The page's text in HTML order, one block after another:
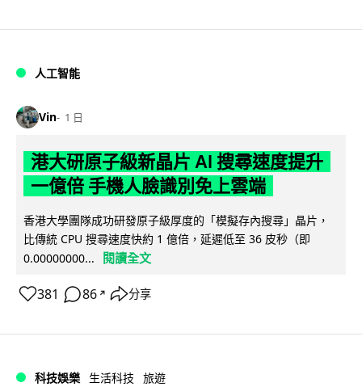
人工智能
Vin 1 日
港大研原子級新晶片 AI 搜尋速度提升
一億倍 手機人臉識別免上雲端
香港大學團隊成功研發原子級厚度的「模擬存內搜尋」晶片，
比傳統 CPU 搜尋速度快約 1 億倍，延遲低至 36 皮秒（即
0.00000000...
閱讀全文
381 86 ↗ 分享
科技娛樂 生活科技 旅遊